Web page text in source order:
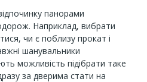
панорами
Наприклад, вибрати
чи є поблизу прокат і
шанувальники
можливість підібрати таке
за дверима стати на